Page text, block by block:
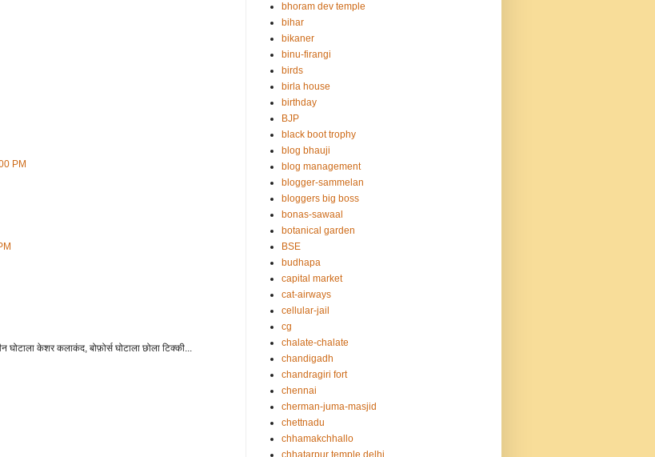
PM
घोटाला केशर कलाकंद, बोफ़ोर्स घोटाला छोला टिक्की...
bhoram dev temple
bihar
bikaner
binu-firangi
birds
birla house
birthday
BJP
black boot trophy
blog bhauji
blog management
blogger-sammelan
bloggers big boss
bonas-sawaal
botanical garden
BSE
budhapa
capital market
cat-airways
cellular-jail
cg
chalate-chalate
chandigadh
chandragiri fort
chennai
cherman-juma-masjid
chettnadu
chhamakchhallo